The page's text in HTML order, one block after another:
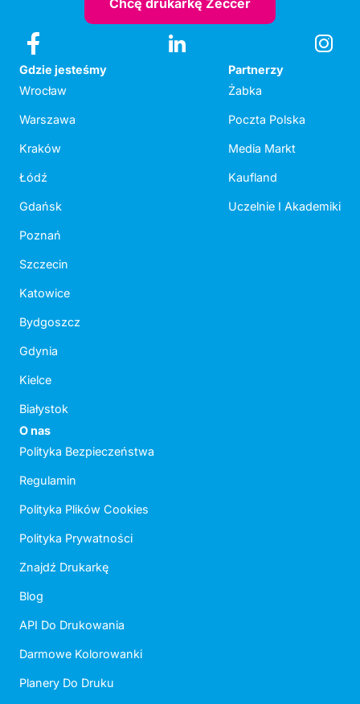
Chcę drukarkę Zeccer
Gdzie jesteśmy
Wrocław
Warszawa
Kraków
Łódź
Gdańsk
Poznań
Szczecin
Katowice
Bydgoszcz
Gdynia
Kielce
Białystok
Partnerzy
Żabka
Poczta Polska
Media Markt
Kaufland
Uczelnie I Akademiki
O nas
Polityka Bezpieczeństwa
Regulamin
Polityka Plików Cookies
Polityka Prywatności
Znajdź Drukarkę
Blog
API Do Drukowania
Darmowe Kolorowanki
Planery Do Druku